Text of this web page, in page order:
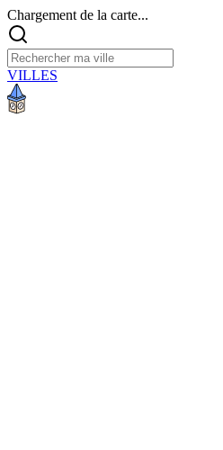
Chargement de la carte...
VILLES